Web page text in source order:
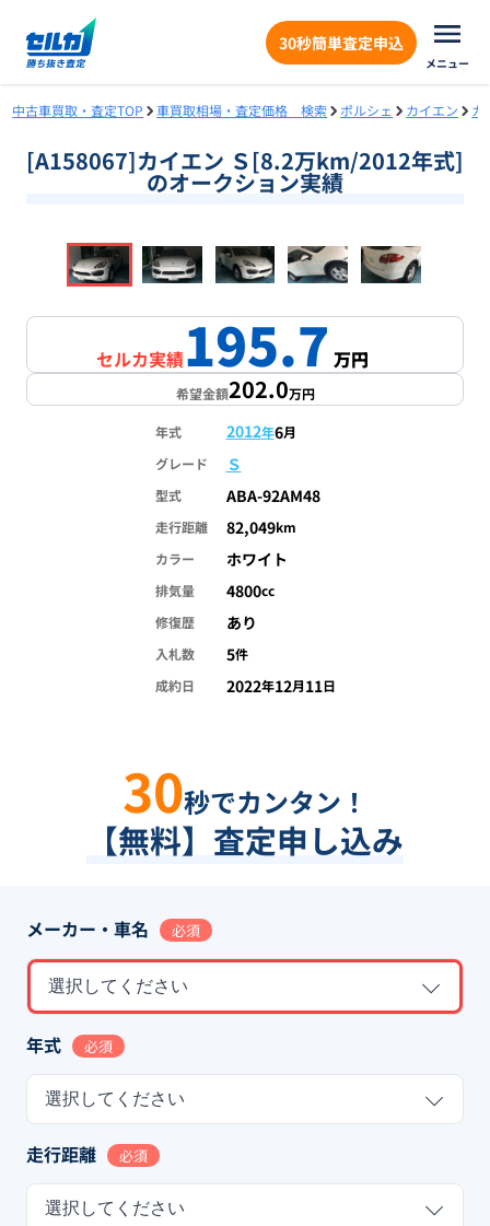
30秒簡単査定申込
メニュー
中古車買取・査定TOP 車買取相場・査定価格 検索 ポルシェ カイエン カ
[A158067]カイエン Ｓ[8.2万km/2012年式]
のオークション実績
1/18
セルカ実績195.7万円
希望金額202.0万円
年式 2012年6月
グレード
Ｓ
型式 ABA-92AM48
走行距離 82,049km
カラー
ホワイト
排気量 4800cc
修復歴
あり
入札数 5件
成約日
2022年12月11日
30秒でカンタン！
【無料】査定申し込み
メーカー・車名 必須
選択してください
年式 必須
選択してください
走行距離 必須
選択してください